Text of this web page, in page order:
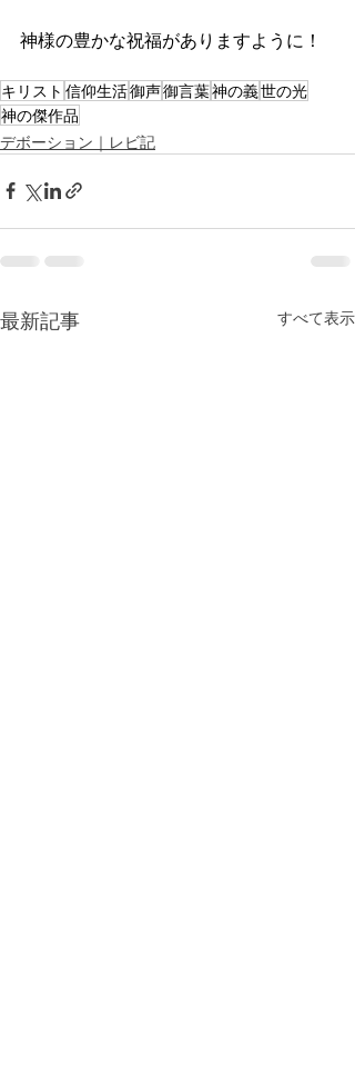
神様の豊かな祝福がありますように！
キリスト 信仰生活御声御言葉神の義世の光
神の傑作品
デボーション｜レビ記
最新記事 すべて表示